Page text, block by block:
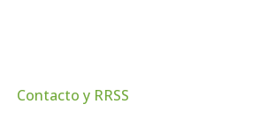
Contacto y RRSS